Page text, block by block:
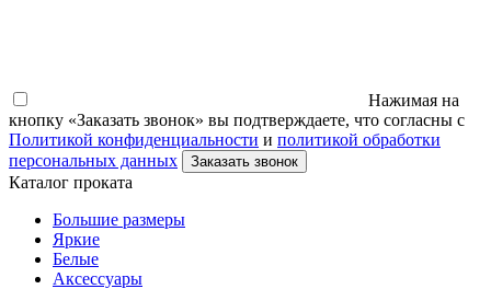
Нажимая на
кнопку «Заказать звонок» вы подтверждаете, что согласны с
Политикой конфиденциальности и политикой обработки
персональных данных
Заказать звонок
Каталог проката
Большие размеры
Яркие
Белые
Аксессуары